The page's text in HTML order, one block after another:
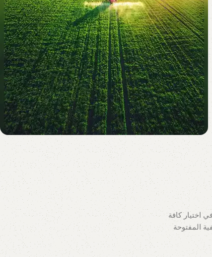
اختيار كافة
المفتوحة